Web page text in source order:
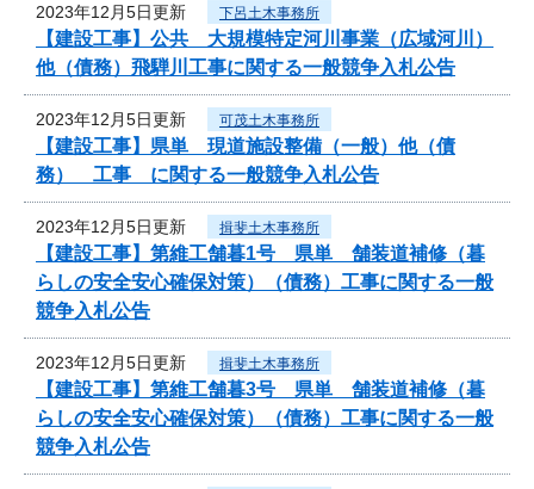
2023年12月5日更新 下呂土木事務所
【建設工事】公共 大規模特定河川事業（広域河川）
他（債務）飛騨川工事に関する一般競争入札公告
2023年12月5日更新 可茂土木事務所
【建設工事】県単 現道施設整備（一般）他（債
務） 工事 に関する一般競争入札公告
2023年12月5日更新 揖斐土木事務所
【建設工事】第維工舗暮1号 県単 舗装道補修（暮
らしの安全安心確保対策）（債務）工事に関する一般
競争入札公告
2023年12月5日更新 揖斐土木事務所
【建設工事】第維工舗暮3号 県単 舗装道補修（暮
らしの安全安心確保対策）（債務）工事に関する一般
競争入札公告